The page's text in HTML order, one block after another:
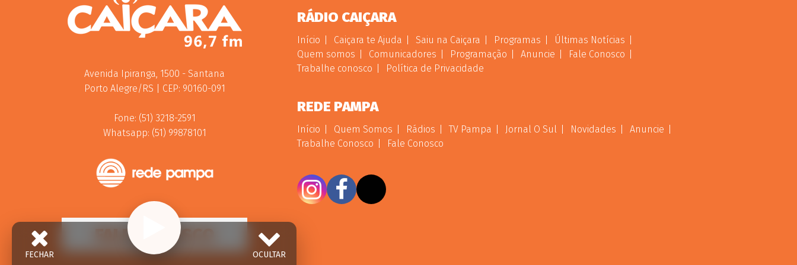
Avenida Ipiranga, 1500 - Santana
Porto Alegre/RS | CEP: 90160-091
Fone: (51) 3218-2591
Whatsapp: (51) 99878101
FALE CONOSCO
RÁDIO CAIÇARA
Início Caiçara te Ajuda Saiu na Caiçara Programas
Últimas Notícias
Quem somos
Comunicadores Programação Anuncie
Fale Conosco
Trabalhe conosco
Política de Privacidade
REDE PAMPA
Início Quem Somos Rádios TV Pampa Jornal O Sul Novidades
Anuncie
Trabalhe Conosco
Fale Conosco
OCULTAR
FECHAR